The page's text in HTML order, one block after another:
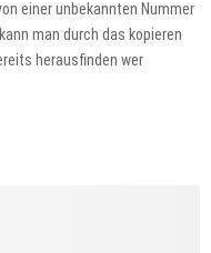
einer unbekannten Nummer
man durch das kopieren
herausfinden wer